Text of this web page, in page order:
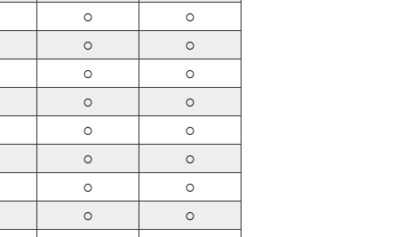
○ ○
○ ○
○ ○
○ ○
○ ○
○ ○
○ ○
○
○